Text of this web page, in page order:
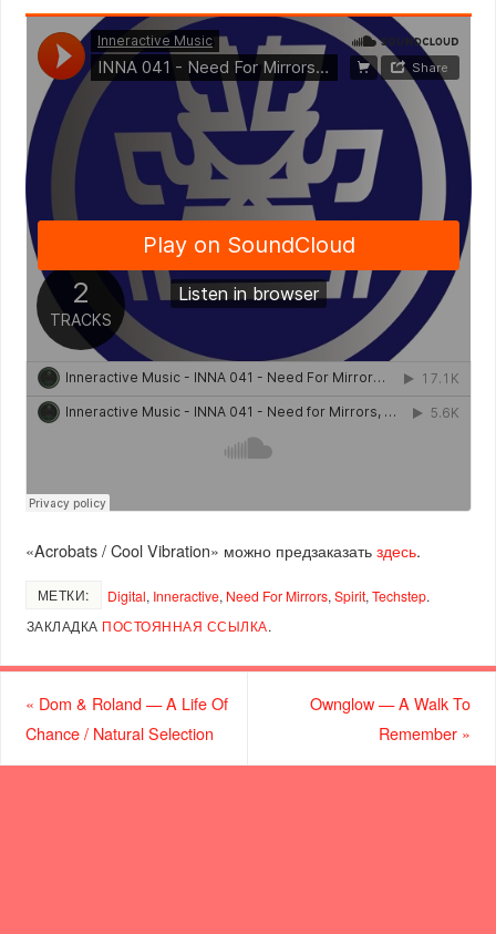
«Acrobats / Cool Vibration» можно предзаказатьздесь.
МЕТКИ: Digital, Inneractive, Need For Mirrors, Spirit, Techstep.
ЗАКЛАДКА ПОСТОЯННАЯ ССЫЛКА.
« Dom & Roland — A Life Of
Chance / Natural Selection
Ownglow — A Walk To
Remember »